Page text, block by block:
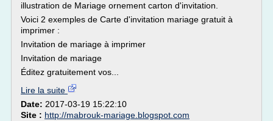
illustration de Mariage ornement carton d'invitation.
Voici 2 exemples de Carte d'invitation mariage gratuit à
imprimer :
Invitation de mariage à imprimer
Invitation de mariage
Éditez gratuitement vos...
Lire la suite
Date: 2017-03-19 15:22:10
Site : http://mabrouk-mariage.blogspot.com